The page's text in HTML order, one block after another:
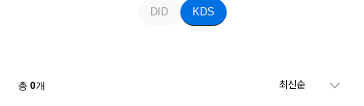
DID KDS
총0개